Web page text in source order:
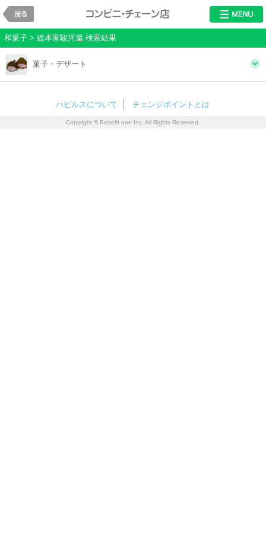
レストラン・チ
和菓子 > 総本家駿河屋 検索結果
菓子・デザート
ハピルスについて チェンジポイントとは
Copyright © Benefit one Inc. All Rights Reserved.